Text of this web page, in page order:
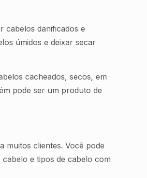
cabelos danificados e
úmidos e deixar secar
cacheados, secos, em
pode ser um produto de
muitos clientes. Você pode
e tipos de cabelo com